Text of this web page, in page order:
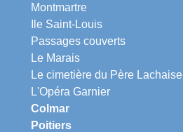
Montmartre
Ile Saint-Louis
Passages couverts
Le Marais
Le cimetière du Père Lachaise
L'Opéra Garnier
Colmar
Poitiers